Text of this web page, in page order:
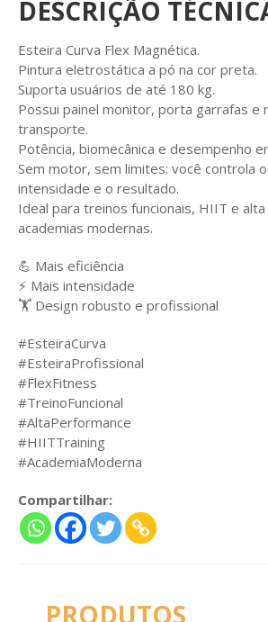
DESCRIÇÃO
Esteira Curva Flex Magnética.
Pintura eletrostática a pó na cor preta.
Suporta usuários de até 180 kg.
Possui painel monitor, porta garrafas e
transporte.
Potência, biomecânica e desempenho
Sem motor, sem limites: você controla
intensidade e o resultado.
Ideal para treinos funcionais, HIIT e
academias modernas.
💪 Mais eficiência
⚡ Mais intensidade
🏋️ Design robusto e profissional
#EsteiraCurva
#EsteiraProfissional
#FlexFitness
#TreinoFuncional
#AltaPerformance
#HIITTraining
#AcademiaModerna
Compartilhar:
PRODUTOS